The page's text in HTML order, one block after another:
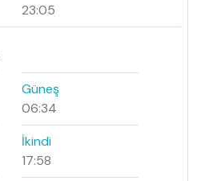
23:05
Güneş
06:34
İkindi
17:58